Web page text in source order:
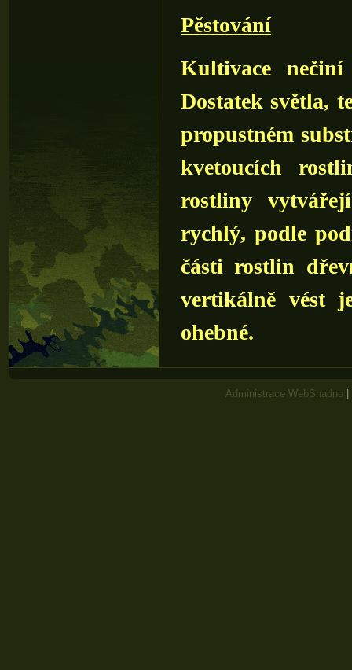
Pěstování
Kultivace
Dostatek světla,
propustném
kvetoucích
rostliny
rychlý, podle
části rostlin
vertikálně vést
ohebné.
Administrace WebSnadno|